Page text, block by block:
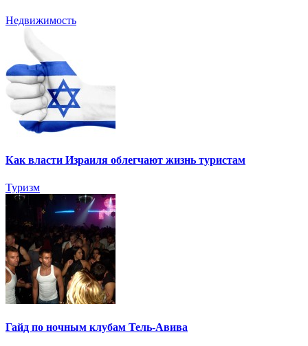
Недвижимость
Как власти Израиля облегчают жизнь туристам
Туризм
Гайд по ночным клубам Тель-Авива